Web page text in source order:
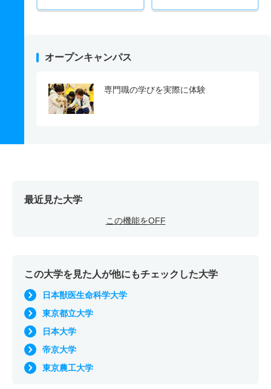
オープンキャンパス
専門職の学びを実際に体験
最近見た大学
この機能をOFF
この大学を見た人が他にもチェックした大学
日本獣医生命科学大学
東京都立大学
日本大学
帝京大学
東京農工大学